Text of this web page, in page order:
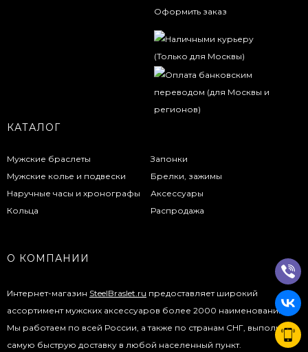
Оформить заказ
КАТАЛОГ
Мужские браслеты
Мужские колье и подвески
Наручные часы и хронографы
Кольца
Запонки
Брелки, зажимы
Аксессуары
Распродажа
О КОМПАНИИ
Интернет-магазин SteelBraslet.ru предоставляет широкий
ассортимент мужских аксессуаров более 2000 наименований.
Мы работаем по всей России, а также по странам СНГ, выполняя
самую быструю доставку в любой населенный пункт.